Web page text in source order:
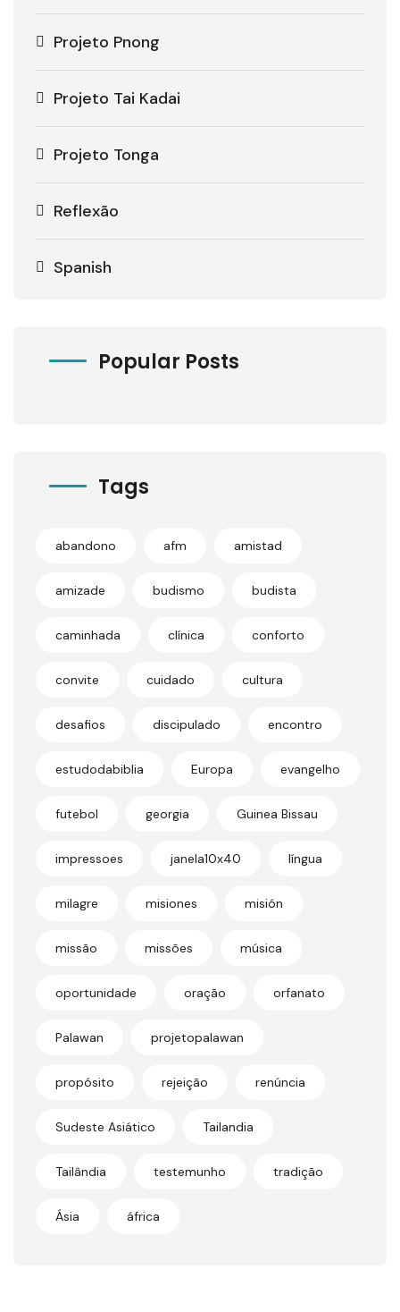
Projeto Pnong
Projeto Tai Kadai
Projeto Tonga
Reflexão
Spanish
Popular Posts
Tags
abandono afm amistad
amizade budismo budista
caminhada clínica conforto
convite cuidado cultura
desafios discipulado encontro
estudodabiblia Europa evangelho
futebol georgia Guinea Bissau
impressoes janela10x40 língua
milagre misiones misión
missão missões música
oportunidade oração orfanato
Palawan projetopalawan
propósito rejeição renúncia
Sudeste Asiático Tailandia
Tailândia testemunho tradição
Ásia áfrica